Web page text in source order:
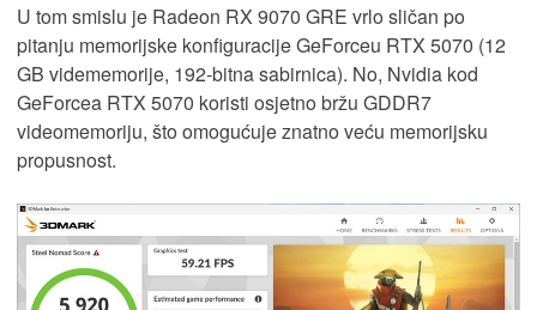
U tom smislu je Radeon RX 9070 GRE vrlo sličan po
pitanju memorijske konfiguracije GeForceu RTX 5070 (12
GB vidememorije, 192-bitna sabirnica). No, Nvidia kod
GeForcea RTX 5070 koristi osjetno bržu GDDR7
videomemoriju, što omogućuje znatno veću memorijsku
propusnost.